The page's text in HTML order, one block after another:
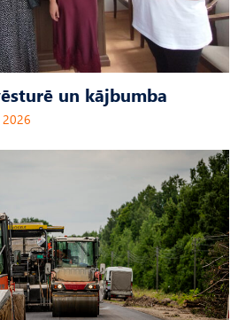
un kājbumba